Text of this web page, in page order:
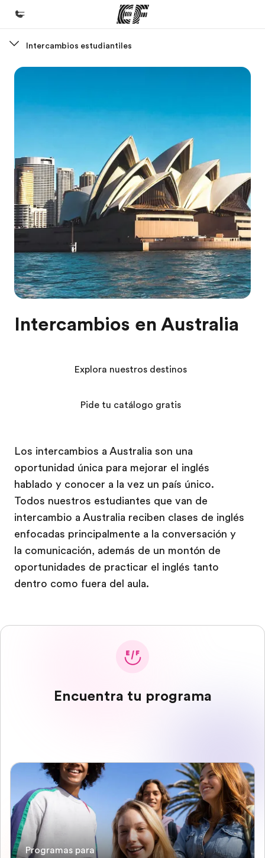
Bienvenido a EF
Encuentra una oficina
Sobre nosotros
Quiénes somos
Trabajos
Intercambios estudiantiles
Intercambios en Australia
Los intercambios a Australia son una
oportunidad única para mejorar el inglés
hablado y conocer a la vez un país único.
Todos nuestros estudiantes que van de
intercambio a Australia reciben clases de inglés
enfocadas principalmente a la conversación y
la comunicación, además de un montón de
oportunidades de practicar el inglés tanto
dentro como fuera del aula.
Explora nuestros destinos
Pide tu catálogo gratis
Encuentra tu programa
Programas para